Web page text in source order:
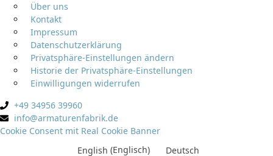
Über uns
Kontakt
Impressum
Datenschutzerklärung
Privatsphäre-Einstellungen ändern
Historie der Privatsphäre-Einstellungen
Einwilligungen widerrufen
+49 34956 39960
info@armaturenfabrik.de
Cookie Consent mit Real Cookie Banner
English (Englisch) Deutsch